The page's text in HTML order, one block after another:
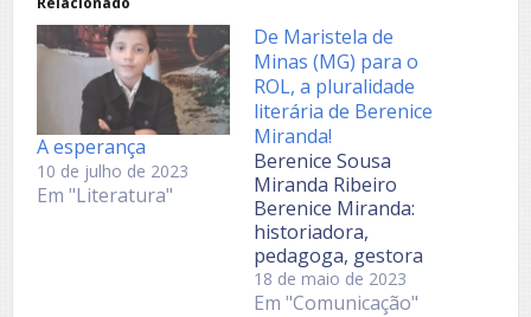
A esperança
10 de julho de 2023
Em "Literatura"
De Maristela de
Minas (MG) para o
ROL, a pluralidade
literária de Berenice
Miranda!
Berenice Sousa
Miranda Ribeiro
Berenice Miranda:
historiadora,
pedagoga, gestora
empresarial e, acima
de tudo, escritora e
18 de maio de 2023
Em "Comunicação"